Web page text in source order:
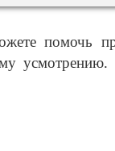
помочь